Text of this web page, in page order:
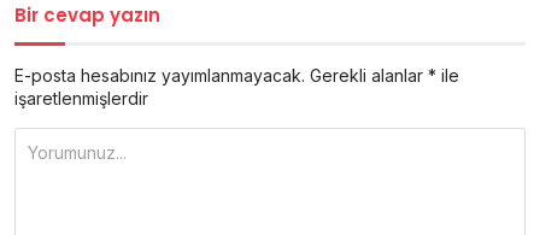
Bir cevap yazın
E-posta hesabınız yayımlanmayacak. Gerekli alanlar * ile
işaretlenmişlerdir